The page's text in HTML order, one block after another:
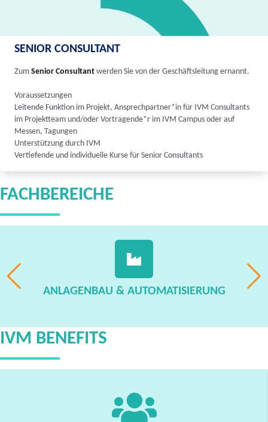
SENIOR CONSULTANT
Zum Senior Consultant werden Sie von der Geschäftsleitung ernannt.
Voraussetzungen
Leitende Funktion im Projekt, Ansprechpartner*in für IVM Consultants
im Projektteam und/oder Vortragende*r im IVM Campus oder auf
Messen, Tagungen
Unterstützung durch IVM
Vertiefende und individuelle Kurse für Senior Consultants
FACHBEREICHE
ANLAGENBAU & AUTOMATISIERUNG
IVM BENEFITS